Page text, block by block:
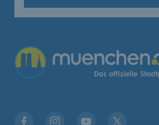
Übergreifende Links